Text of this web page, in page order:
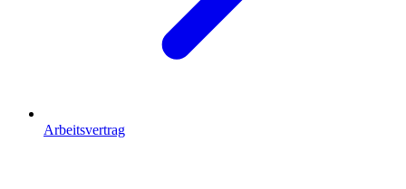
Arbeitsvertrag